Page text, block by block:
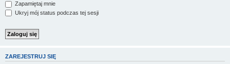
Zapamiętaj mnie
Ukryj mój status podczas tej sesji
ZAREJESTRUJ SIĘ